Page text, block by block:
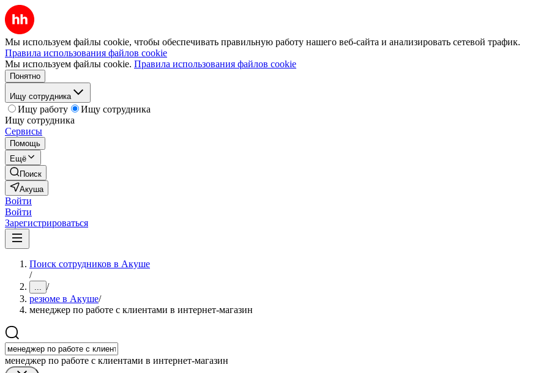
Мы используем файлы cookie, чтобы обеспечивать правильную работу нашего веб-сайта и анализировать сетевой трафик.
Правила использования файлов cookie
Мы используем файлы cookie. Правила использования файлов cookie
Понятно
Ищу сотрудника
Ищу работу
Ищу сотрудника
Ищу сотрудника
Сервисы
Помощь
Ещё
Поиск
Акуша
Войти
Войти
Зарегистрироваться
Поиск сотрудников в Акуше
/
... /
резюме в Акуше/
менеджер по работе с клиентами в интернет-магазин
менеджер по работе с клиентами в интернет-магазин